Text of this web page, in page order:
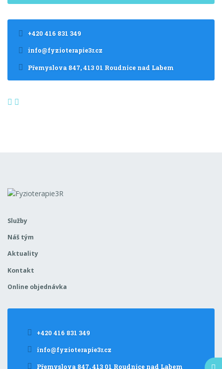
+420 416 831 349
info@fyzioterapie3r.cz
Přemyslova 847, 413 01 Roudnice nad Labem
Služby
Náš tým
Aktuality
Kontakt
Online objednávka
+420 416 831 349
info@fyzioterapie3r.cz
Přemyslova 847, 413 01 Roudnice nad Labem